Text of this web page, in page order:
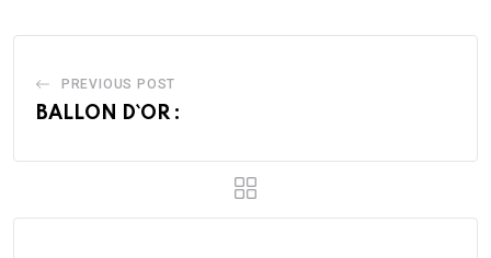
PREVIOUS POST
BALLON D`OR :